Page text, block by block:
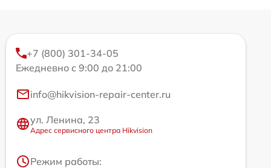
+7 (800) 301-34-05
Ежедневно с 9:00 до 21:00
info@hikvision-repair-center.ru
ул. Ленина, 23
Адрес сервисного центра Hikvision
Режим работы: